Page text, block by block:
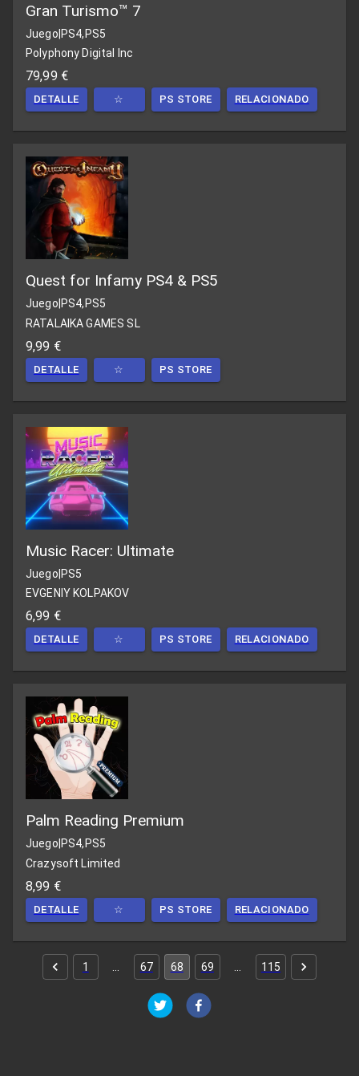
Gran Turismo™ 7
Juego|PS4,PS5
Polyphony Digital Inc
79,99 €
DETALLE ☆ PS STORE RELACIONADO
Quest for Infamy PS4 & PS5
Juego PS4,PS5
RATALAIKA GAMES SL
9,99 €
DETALLE ☆ PS STORE
Music Racer: Ultimate
Juego|PS5
EVGENIY KOLPAKOV
6,99 €
DETALLE ☆ PS STORE RELACIONADO
Palm Reading Premium
Juego PS4,PS5
Crazysoft Limited
8,99 €
DETALLE ☆ PS STORE RELACIONADO
1 67 68 69 115